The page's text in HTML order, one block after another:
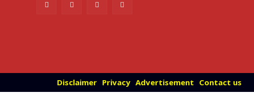
Disclaimer Privacy Advertisement Contact us